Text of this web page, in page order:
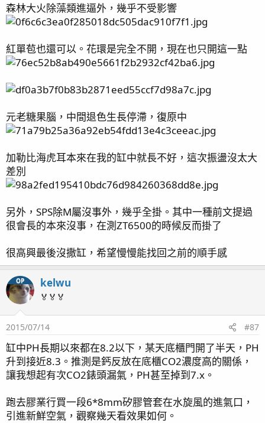
森林大火除藻類進逼外，幾乎不受影響
紅單苞也還可以。花環是完全不開，現在也只開這一點
元老糖果腦，中間退色生長停滯，復原中
加勒比海虎耳本來在我的缸中就長不好，這次振盪沒太大
差別
另外，SPS除M屬沒事外，幾乎全掛。其中一種前文提過
很會長的本來沒事，在測ZT6500的時候反而掛了
很高興最後沒撒缸，希望慢慢能找回之前的順手感
OP kelwu
🏅🏅🏅
2015/07/14 #87
缸中PH長期以來都在8.2以下，某天底櫃門開了半天，PH
升到接近8.3。推測是鈣反放在底櫃CO2濃度高的關係，
讓我想起有次CO2錶頭漏氣，PH甚至掉到7.x。
跑去膠業行買一段6*8mm矽膠管套在水旋風的進氣口，
引進新鮮空氣，觀察幾天看效果如何。